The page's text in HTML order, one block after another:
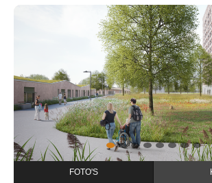
1 2 3 4 5 6 7 8
open in Google Maps
FOTO'S